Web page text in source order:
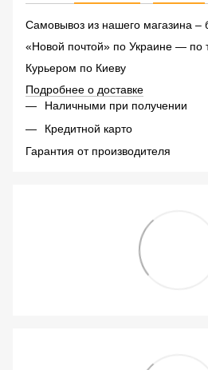
Самовывоз из нашего магазина –
«Новой почтой» по Украине — по
Курьером по Киеву
Подробнее о доставке
Наличными при получении
Кредитной карто
Гарантия от производителя